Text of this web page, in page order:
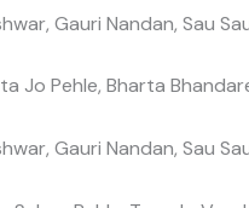
Gauri Nandan, Sau
Jo Pehle, Bharta
Gauri Nandan, Sau